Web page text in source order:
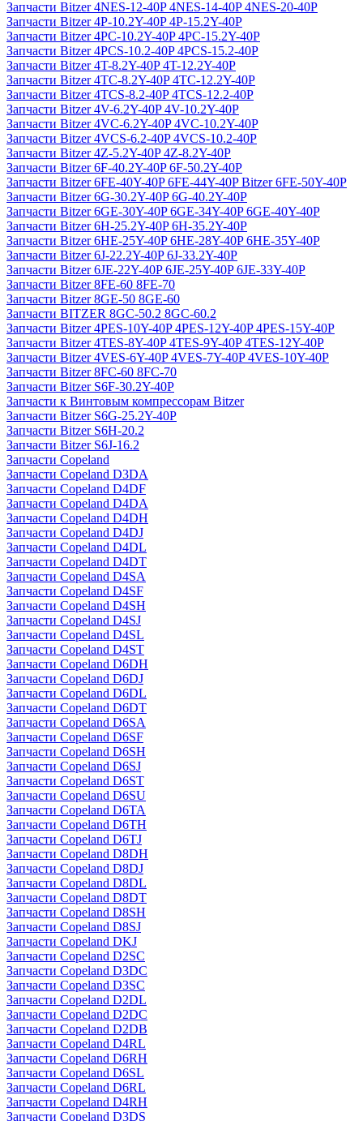
Запчасти Bitzer 4NES-12-40P 4NES-14-40P 4NES-20-40P
Запчасти Bitzer 4P-10.2Y-40P 4P-15.2Y-40P
Запчасти Bitzer 4PC-10.2Y-40P 4PC-15.2Y-40P
Запчасти Bitzer 4PCS-10.2-40P 4PCS-15.2-40P
Запчасти Bitzer 4T-8.2Y-40P 4T-12.2Y-40P
Запчасти Bitzer 4TC-8.2Y-40P 4TC-12.2Y-40P
Запчасти Bitzer 4TCS-8.2-40P 4TCS-12.2-40P
Запчасти Bitzer 4V-6.2Y-40P 4V-10.2Y-40P
Запчасти Bitzer 4VC-6.2Y-40P 4VC-10.2Y-40P
Запчасти Bitzer 4VCS-6.2-40P 4VCS-10.2-40P
Запчасти Bitzer 4Z-5.2Y-40P 4Z-8.2Y-40P
Запчасти Bitzer 6F-40.2Y-40P 6F-50.2Y-40P
Запчасти Bitzer 6FE-40Y-40P 6FE-44Y-40P Bitzer 6FE-50Y-40P
Запчасти Bitzer 6G-30.2Y-40P 6G-40.2Y-40P
Запчасти Bitzer 6GE-30Y-40P 6GE-34Y-40P 6GE-40Y-40P
Запчасти Bitzer 6H-25.2Y-40P 6H-35.2Y-40P
Запчасти Bitzer 6HE-25Y-40P 6HE-28Y-40P 6HE-35Y-40P
Запчасти Bitzer 6J-22.2Y-40P 6J-33.2Y-40P
Запчасти Bitzer 6JE-22Y-40P 6JE-25Y-40P 6JE-33Y-40P
Запчасти Bitzer 8FE-60 8FE-70
Запчасти Bitzer 8GE-50 8GE-60
Запчасти BITZER 8GC-50.2 8GC-60.2
Запчасти Bitzer 4PES-10Y-40P 4PES-12Y-40P 4PES-15Y-40P
Запчасти Bitzer 4TES-8Y-40P 4TES-9Y-40P 4TES-12Y-40P
Запчасти Bitzer 4VES-6Y-40P 4VES-7Y-40P 4VES-10Y-40P
Запчасти Bitzer 8FC-60 8FC-70
Запчасти Bitzer S6F-30.2Y-40P
Запчасти к Винтовым компрессорам Bitzer
Запчасти Bitzer S6G-25.2Y-40P
Запчасти Bitzer S6H-20.2
Запчасти Bitzer S6J-16.2
Запчасти Copeland
Запчасти Copeland D3DA
Запчасти Copeland D4DF
Запчасти Copeland D4DA
Запчасти Copeland D4DH
Запчасти Copeland D4DJ
Запчасти Copeland D4DL
Запчасти Copeland D4DT
Запчасти Copeland D4SA
Запчасти Copeland D4SF
Запчасти Copeland D4SH
Запчасти Copeland D4SJ
Запчасти Copeland D4SL
Запчасти Copeland D4ST
Запчасти Copeland D6DH
Запчасти Copeland D6DJ
Запчасти Copeland D6DL
Запчасти Copeland D6DT
Запчасти Copeland D6SA
Запчасти Copeland D6SF
Запчасти Copeland D6SH
Запчасти Copeland D6SJ
Запчасти Copeland D6ST
Запчасти Copeland D6SU
Запчасти Copeland D6TA
Запчасти Copeland D6TH
Запчасти Copeland D6TJ
Запчасти Copeland D8DH
Запчасти Copeland D8DJ
Запчасти Copeland D8DL
Запчасти Copeland D8DT
Запчасти Copeland D8SH
Запчасти Copeland D8SJ
Запчасти Copeland DKJ
Запчасти Copeland D2SC
Запчасти Copeland D3DC
Запчасти Copeland D3SC
Запчасти Copeland D2DL
Запчасти Copeland D2DC
Запчасти Copeland D2DB
Запчасти Copeland D4RL
Запчасти Copeland D6RH
Запчасти Copeland D6SL
Запчасти Copeland D6RL
Запчасти Copeland D4RH
Запчасти Copeland D3DS